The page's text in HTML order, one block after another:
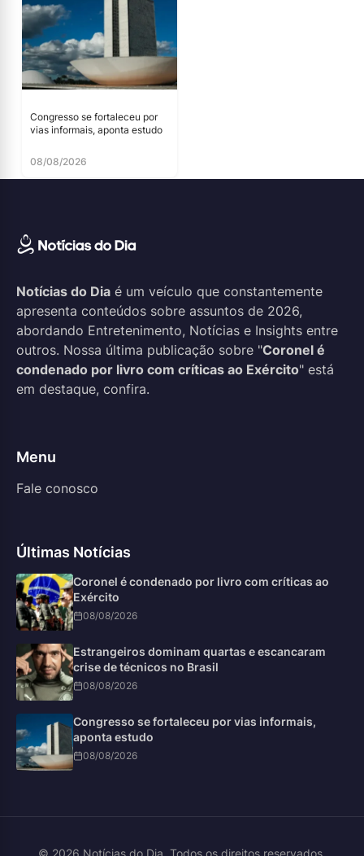
Congresso se fortaleceu por
vias informais, aponta estudo
08/08/2026
Notícias do Dia é um veículo que constantemente
apresenta conteúdos sobre assuntos de 2026,
abordando Entretenimento, Notícias e Insights entre
outros. Nossa última publicação sobre "Coronel é
condenado por livro com críticas ao Exército" está
em destaque, confira.
Menu
Fale conosco
Últimas Notícias
Coronel é condenado por livro com críticas ao
Exército
08/08/2026
Estrangeiros dominam quartas e escancaram
crise de técnicos no Brasil
08/08/2026
Congresso se fortaleceu por vias informais,
aponta estudo
08/08/2026